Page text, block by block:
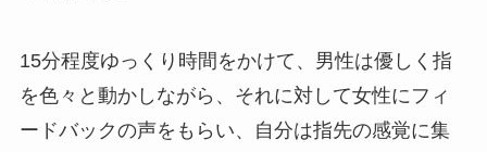
15分程度ゆっくり時間をかけて、男性は優しく指
を色々と動かしながら、それに対して女性にフィ
ードバックの声をもらい、自分は指先の感覚に集